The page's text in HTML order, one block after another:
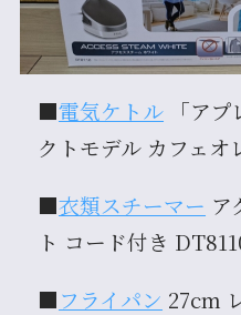
■電気ケトル 「ア
クトモデル カフェ
■衣類スチーマー ア
ト コード付き
■フライパン 27cm